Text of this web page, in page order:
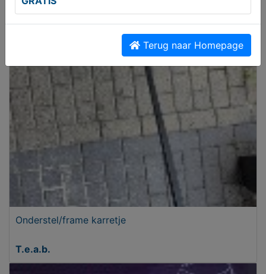
Beertjes bak
Onderstel/frame karretje
T.e.a.b.
Terug naar Homepage